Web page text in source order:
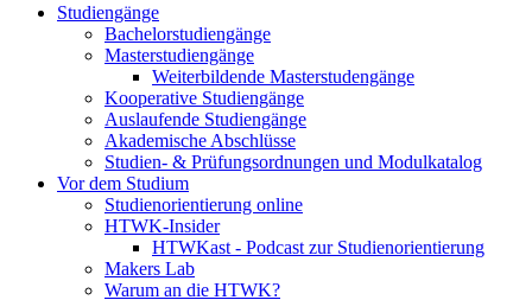
Studiengänge
Bachelorstudiengänge
Masterstudiengänge
Weiterbildende Masterstudengänge
Kooperative Studiengänge
Auslaufende Studiengänge
Akademische Abschlüsse
Studien- & Prüfungsordnungen und Modulkatalog
Vor dem Studium
Studienorientierung online
HTWK-Insider
HTWKast - Podcast zur Studienorientierung
Makers Lab
Warum an die HTWK?